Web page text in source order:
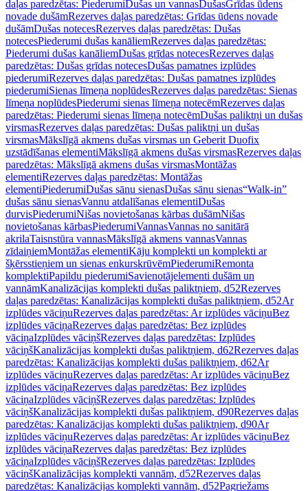
daļas paredzētas: PiederumiDušas un vannasDušasGrīdas ūdens
novade dušāmRezerves daļas paredzētas: Grīdas ūdens novade
dušāmDušas notecesRezerves daļas paredzētas: Dušas
notecesPiederumi dušas kanāliemRezerves daļas paredzētas:
Piederumi dušas kanāliemDušas grīdas notecesRezerves daļas
paredzētas: Dušas grīdas notecesDušas pamatnes izplūdes
piederumiRezerves daļas paredzētas: Dušas pamatnes izplūdes
piederumiSienas līmeņa noplūdesRezerves daļas paredzētas: Sienas
līmeņa noplūdesPiederumi sienas līmeņa notecēmRezerves daļas
paredzētas: Piederumi sienas līmeņa notecēmDušas paliktņi un dušas
virsmasRezerves daļas paredzētas: Dušas paliktņi un dušas
virsmasMākslīgā akmens dušas virsmas un Geberit Duofix
uzstādīšanas elementiMākslīgā akmens dušas virsmasRezerves daļas
paredzētas: Mākslīgā akmens dušas virsmasMontāžas
elementiRezerves daļas paredzētas: Montāžas
elementiPiederumiDušas sānu sienasDušas sānu sienas“Walk-in”
dušas sānu sienasVannu atdalīšanas elementiDušas
durvisPiederumiNišas novietošanas kārbas dušāmNišas
novietošanas kārbasPiederumiVannasVannas no sanitārā
akrilaTaisnstūra vannasMākslīgā akmens vannasVannas
zīdaiņiemMontāžas elementiKāju komplekti un komplekti ar
šķērsstieņiem un sienas enkurskrūvēmPiederumiRemonta
komplektiPapildu piederumiSavienotājelementi dušām un
vannāmKanalizācijas komplekti dušas paliktņiem, d52Rezerves
daļas paredzētas: Kanalizācijas komplekti dušas paliktņiem, d52Ar
izplūdes vāciņuRezerves daļas paredzētas: Ar izplūdes vāciņuBez
izplūdes vāciņaRezerves daļas paredzētas: Bez izplūdes
vāciņaIzplūdes vāciņšRezerves daļas paredzētas: Izplūdes
vāciņšKanalizācijas komplekti dušas paliktņiem, d62Rezerves daļas
paredzētas: Kanalizācijas komplekti dušas paliktņiem, d62Ar
izplūdes vāciņuRezerves daļas paredzētas: Ar izplūdes vāciņuBez
izplūdes vāciņaRezerves daļas paredzētas: Bez izplūdes
vāciņaIzplūdes vāciņšRezerves daļas paredzētas: Izplūdes
vāciņšKanalizācijas komplekti dušas paliktņiem, d90Rezerves daļas
paredzētas: Kanalizācijas komplekti dušas paliktņiem, d90Ar
izplūdes vāciņuRezerves daļas paredzētas: Ar izplūdes vāciņuBez
izplūdes vāciņaRezerves daļas paredzētas: Bez izplūdes
vāciņaIzplūdes vāciņšRezerves daļas paredzētas: Izplūdes
vāciņšKanalizācijas komplekti vannām, d52Rezerves daļas
paredzētas: Kanalizācijas komplekti vannām, d52Pagriežams